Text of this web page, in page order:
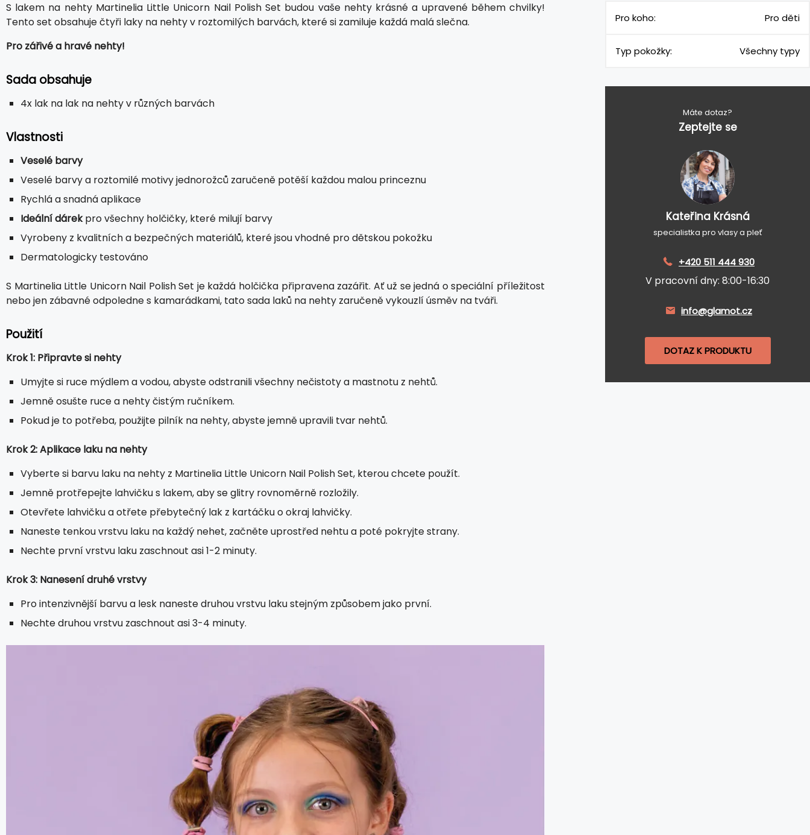
S lakem na nehty Martinelia Little Unicorn Nail Polish Set budou vaše nehty krásné a upravené během chvilky!
Tento set obsahuje čtyři laky na nehty v roztomilých barvách, které si zamiluje každá malá slečna.
Pro zářivé a hravé nehty!
Sada obsahuje
4x lak na lak na nehty v různých barvách
Vlastnosti
Veselé barvy
Veselé barvy a roztomilé motivy jednorožců zaručeně potěší každou malou princeznu
Rychlá a snadná aplikace
Ideální dárekpro všechny holčičky, které milují barvy
Vyrobeny z kvalitních a bezpečných materiálů, které jsou vhodné pro dětskou pokožku
Dermatologicky testováno
S Martinelia Little Unicorn Nail Polish Set je každá holčička připravena zazářit. Ať už se jedná o speciální příležitost
nebo jen zábavné odpoledne s kamarádkami, tato sada laků na nehty zaručeně vykouzlí úsměv na tváři.
Použití
Krok 1: Připravte si nehty
Umyjte si ruce mýdlem a vodou, abyste odstranili všechny nečistoty a mastnotu z nehtů.
Jemně osušte ruce a nehty čistým ručníkem.
Pokud je to potřeba, použijte pilník na nehty, abyste jemně upravili tvar nehtů.
Krok 2: Aplikace laku na nehty
Vyberte si barvu laku na nehty z Martinelia Little Unicorn Nail Polish Set, kterou chcete použít.
Jemně protřepejte lahvičku s lakem, aby se glitry rovnoměrně rozložily.
Otevřete lahvičku a otřete přebytečný lak z kartáčku o okraj lahvičky.
Naneste tenkou vrstvu laku na každý nehet, začněte uprostřed nehtu a poté pokryjte strany.
Nechte první vrstvu laku zaschnout asi 1-2 minuty.
Krok 3: Nanesení druhé vrstvy
Pro intenzivnější barvu a lesk naneste druhou vrstvu laku stejným způsobem jako první.
Nechte druhou vrstvu zaschnout asi 3-4 minuty.
Pro koho: Pro děti
Typ pokožky: Všechny typy
Máte dotaz?
Zeptejte se
Kateřina Krásná
specialistka pro vlasy a pleť
+420 511 444 930
V pracovní dny: 8:00-16:30
info@glamot.cz
DOTAZ K PRODUKTU